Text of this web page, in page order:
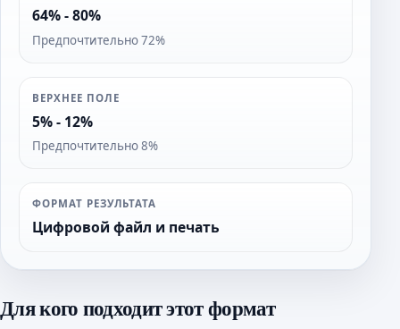
64% - 80%
Предпочтительно 72%
ВЕРХНЕЕ ПОЛЕ
5% - 12%
Предпочтительно 8%
ФОРМАТ РЕЗУЛЬТАТА
Цифровой файл и печать
Для кого подходит этот формат